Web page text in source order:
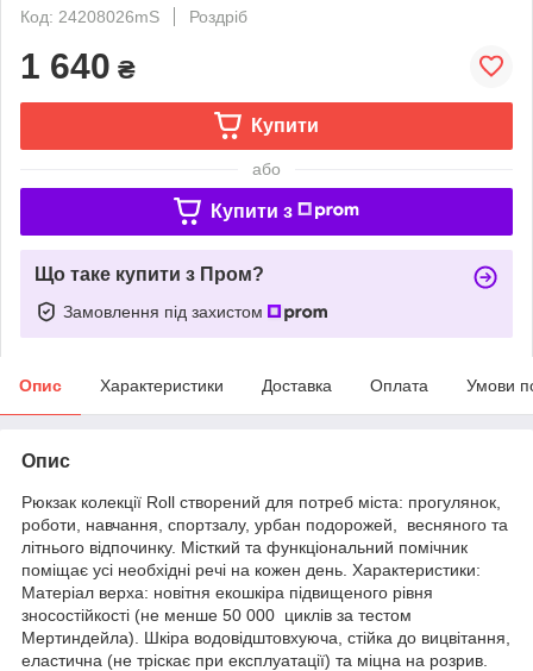
Код: 24208026mS
Роздріб
1 640 ₴
Купити
або
Купити з
Що таке купити з Пром?
Замовлення під захистом
Опис Характеристики Доставка Оплата Умови
Опис
Рюкзак колекції Roll створений для потреб міста: прогулянок,
роботи, навчання, спортзалу, урбан подорожей, весняного та
літнього відпочинку. Місткий та функціональний помічник
поміщає усі необхідні речі на кожен день. Характеристики:
Матеріал верха: новітня екошкіра підвищеного рівня
зносостійкості (не менше 50 000 циклів за тестом
Мертиндейла). Шкіра водовідштовхуюча, стійка до вицвітання,
еластична (не тріскає при експлуатації) та міцна на розрив.